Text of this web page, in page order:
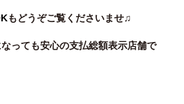
もどうぞご覧くださいませ♫
っても安心の支払総額表示店舗で